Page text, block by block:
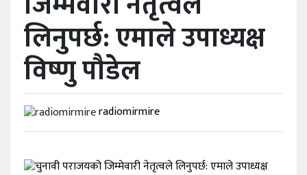
प्रदेश
लिनुपर्छ: एमाले उपाध्यक्ष
विष्णु पौडेल
radiomirmire